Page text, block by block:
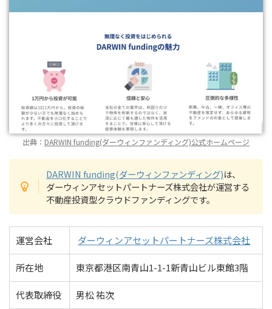
出典： DARWIN funding(ダーウィンファンディング)公式ホームページ
DARWIN funding(ダーウィンファンディング)は、
ダーウィンアセットパートナーズ株式会社が運営する
不動産投資型クラウドファンディングです。
運営会社 ダーウィンアセットパートナーズ株式会社
所在地 東京都港区南青山1-1-1新青山ビル東館3階
代表取締役 男松 祐次